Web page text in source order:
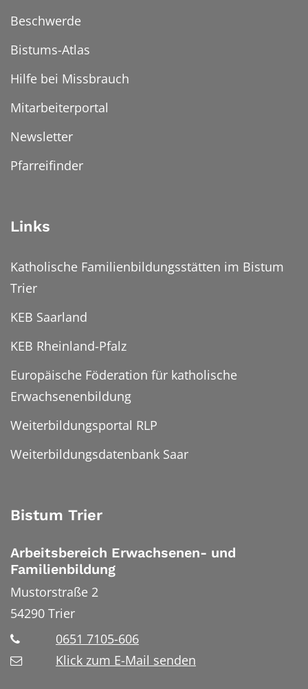
Beschwerde
Bistums-Atlas
Hilfe bei Missbrauch
Mitarbeiterportal
Newsletter
Pfarreifinder
Links
Katholische Familienbildungsstätten im Bistum
Trier
KEB Saarland
KEB Rheinland-Pfalz
Europäische Föderation für katholische
Erwachsenenbildung
Weiterbildungsportal RLP
Weiterbildungsdatenbank Saar
Bistum Trier
Arbeitsbereich Erwachsenen- und
Familienbildung
Mustorstraße 2
54290 Trier
0651 7105-606
Klick zum E-Mail senden